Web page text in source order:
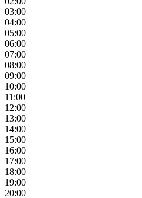
03:00
04:00
05:00
06:00
07:00
08:00
09:00
10:00
11:00
12:00
13:00
14:00
15:00
16:00
17:00
18:00
19:00
20:00